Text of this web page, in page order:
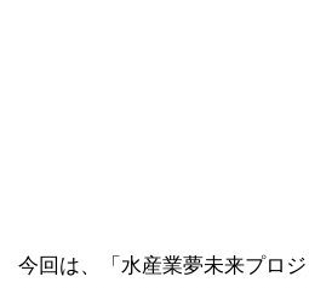
今回は、「水産業夢未来プロ